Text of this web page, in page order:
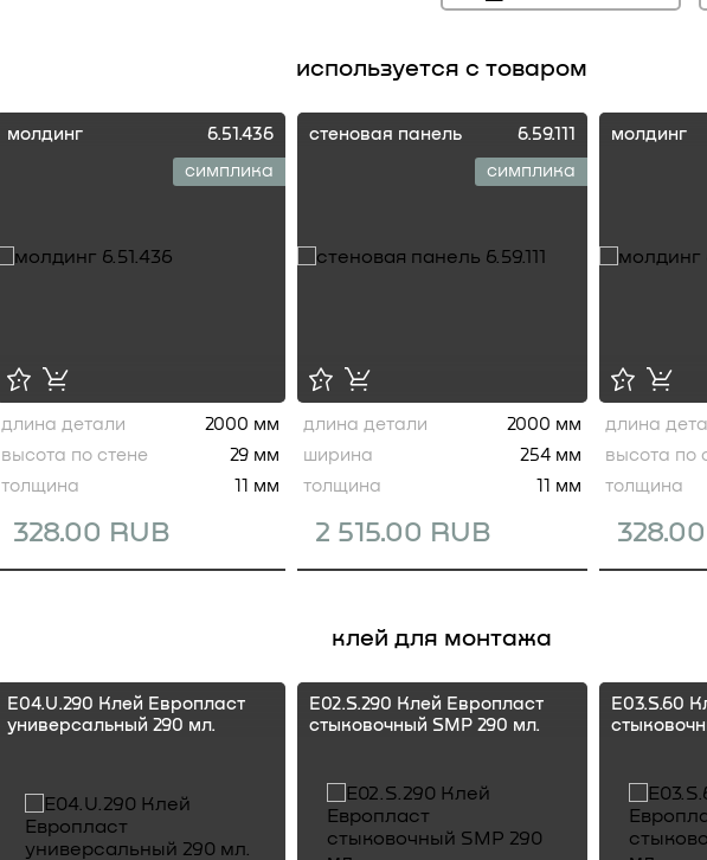
используется с товаром
молдинг 6.51.436
симплика
328.00 RUB
длина детали
2000 мм
высота по стене
29 мм
толщина
11 мм
стеновая панель 6.59.111
симплика
2 515.00 RUB
длина детали
2000 мм
ширина
254 мм
толщина
11 мм
молдинг
длина
высота по
толщина
клей для монтажа
E04.U.290 Клей Европласт
универсальный 290 мл.
E02.S.290 Клей Европласт
стыковочный SMP 290 мл.
E03.S.60